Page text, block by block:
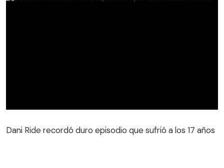
Dani Ride recordó duro episodio que sufrió a los 17 años